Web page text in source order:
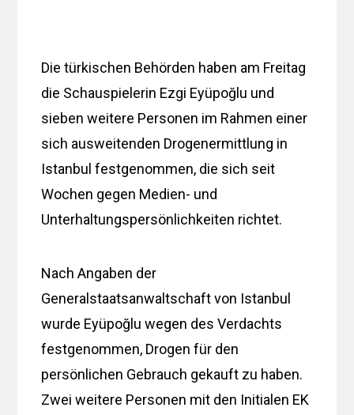
Die türkischen Behörden haben am Freitag
die Schauspielerin Ezgi Eyüpoğlu und
sieben weitere Personen im Rahmen einer
sich ausweitenden Drogenermittlung in
Istanbul festgenommen, die sich seit
Wochen gegen Medien- und
Unterhaltungspersönlichkeiten richtet.
Nach Angaben der
Generalstaatsanwaltschaft von Istanbul
wurde Eyüpoğlu wegen des Verdachts
festgenommen, Drogen für den
persönlichen Gebrauch gekauft zu haben.
Zwei weitere Personen mit den Initialen EK